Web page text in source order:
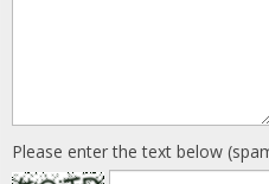
Please enter the text below